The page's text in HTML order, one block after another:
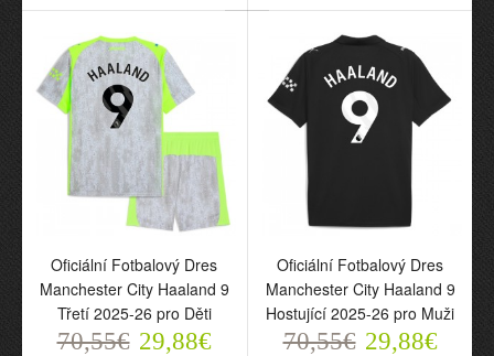
70,55€
Oficiální Fotbalový Dres
Manchester City Haaland 9
Třetí 2025-26 pro Děti
70,55€ 29,88€
Oficiální Fotbalový Dres
Manchester City Haaland 9
Hostující 2025-26 pro Muži
70,55€ 29,88€